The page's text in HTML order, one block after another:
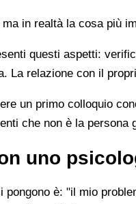
in realtà la cosa più
questi aspetti:
relazione con il
un primo colloquio
che non è la
uno
è: "il mio